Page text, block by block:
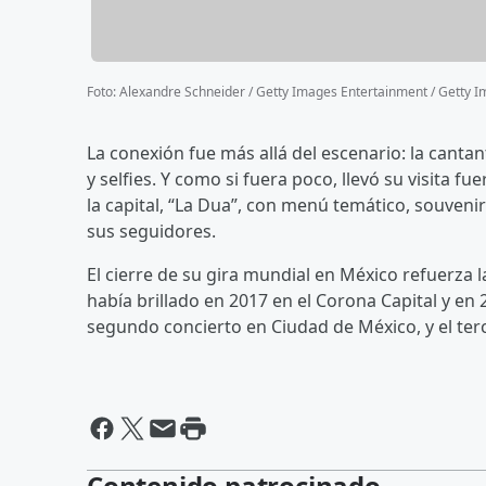
Foto:Alexandre Schneider / Getty Images Entertainment / Getty
La conexión fue más allá del escenario: la
y selfies. Y como si fuera poco, llevó su visita
la capital, “La Dua”, con menú temático,
sus seguidores.
El cierre de su gira mundial en México refuerza
había brillado en 2017 en el Corona Capital y en
segundo concierto en Ciudad de México, y el